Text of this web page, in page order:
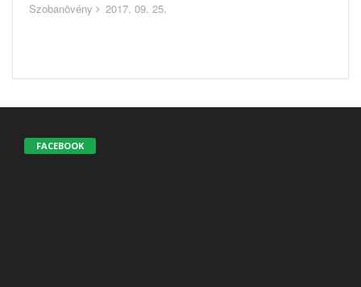
Szobanövény 2017. 09. 25.
FACEBOOK